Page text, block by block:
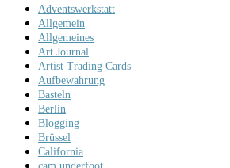
Adventswerkstatt
Allgemein
Allgemeines
Art Journal
Artist Trading Cards
Aufbewahrung
Basteln
Berlin
Blogging
Brüssel
California